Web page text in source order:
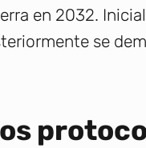
en 2032.
se